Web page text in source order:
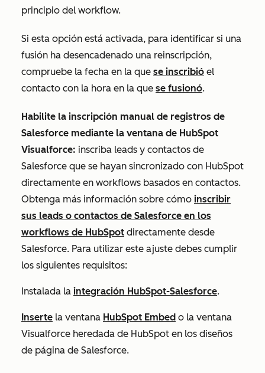
principio del workflow.
Si esta opción está activada, para identificar si una
fusión ha desencadenado una reinscripción,
compruebe la fecha en la que se inscribió el
contacto con la hora en la que se fusionó.
Habilite la inscripción manual de registros de
Salesforce mediante la ventana de HubSpot
Visualforce: inscriba leads y contactos de
Salesforce que se hayan sincronizado con HubSpot
directamente en workflows basados en contactos.
Obtenga más información sobre cómo inscribir
sus leads o contactos de Salesforce en los
workflows de HubSpot directamente desde
Salesforce. Para utilizar este ajuste debes cumplir
los siguientes requisitos:
Instalada la integración HubSpot-Salesforce.
Inserte la ventana HubSpot Embed o la ventana
Visualforce heredada de HubSpot en los diseños
de página de Salesforce.